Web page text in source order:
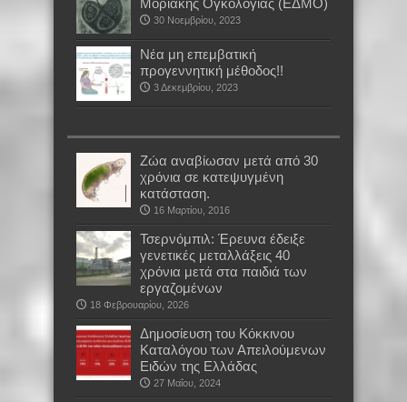
30 Νοεμβρίου, 2023
Νέα μη επεμβατική
προγεννητική μέθοδος!!
3 Δεκεμβρίου, 2023
Ζώα αναβίωσαν μετά από 30
χρόνια σε κατεψυγμένη
κατάσταση.
16 Μαρτίου, 2016
Τσερνόμπιλ: Έρευνα έδειξε
γενετικές μεταλλάξεις 40
χρόνια μετά στα παιδιά των
εργαζομένων
18 Φεβρουαρίου, 2026
Δημοσίευση του Κόκκινου
Καταλόγου των Απειλούμενων
Ειδών της Ελλάδας
27 Μαΐου, 2024